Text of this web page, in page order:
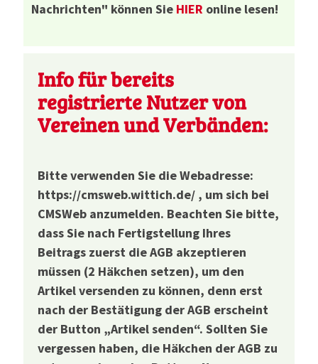
Nachrichten" können Sie HIER online lesen!
Info für bereits
registrierte Nutzer von
Vereinen und Verbänden:
Bitte verwenden Sie die Webadresse:
https://cmsweb.wittich.de/ , um sich bei
CMSWeb anzumelden. Beachten Sie bitte,
dass Sie nach Fertigstellung Ihres
Beitrags zuerst die AGB akzeptieren
müssen (2 Häkchen setzen), um den
Artikel versenden zu können, denn erst
nach der Bestätigung der AGB erscheint
der Button „Artikel senden“. Sollten Sie
vergessen haben, die Häkchen der AGB zu